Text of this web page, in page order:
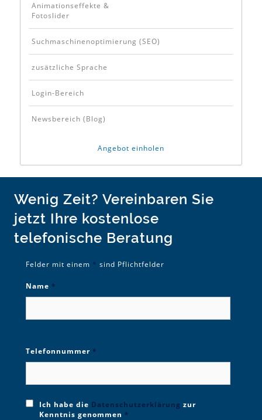
Animationseffekte &
Fotoslider
Suchmaschinenoptimierung (SEO)
zusätzliche Sprache
Login-Bereich
Newsbereich (Blog)
Angebot einholen
Wenig Zeit? Vereinbaren Sie
jetzt Ihre kostenlose
telefonische Beratung
Felder mit einem * sind Pflichtfelder
Name *
Telefonnummer *
Ich habe die Datenschutzerklärung zur
Kenntnis genommen *